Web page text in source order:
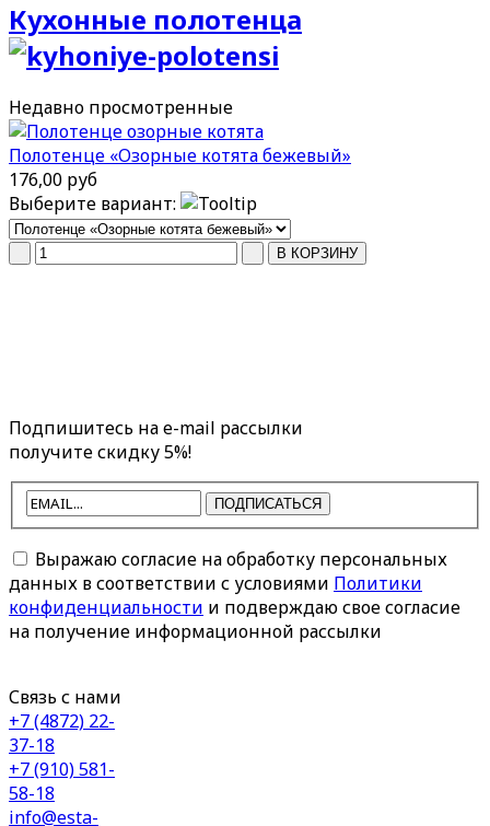
Кухонные полотенца
Недавно просмотренные
Полотенце «Озорные котята бежевый»
176,00 руб
Выберите вариант:
Подпишитесь на e-mail рассылки
получите скидку 5%!
ПОДПИСАТЬСЯ
Выражаю согласие на обработку персональных
данных в соответствии с условиями Политики
конфиденциальности и подверждаю свое согласие
на получение информационной рассылки
Связь с нами
+7 (4872) 22-
37-18
+7 (910) 581-
58-18
info@esta-